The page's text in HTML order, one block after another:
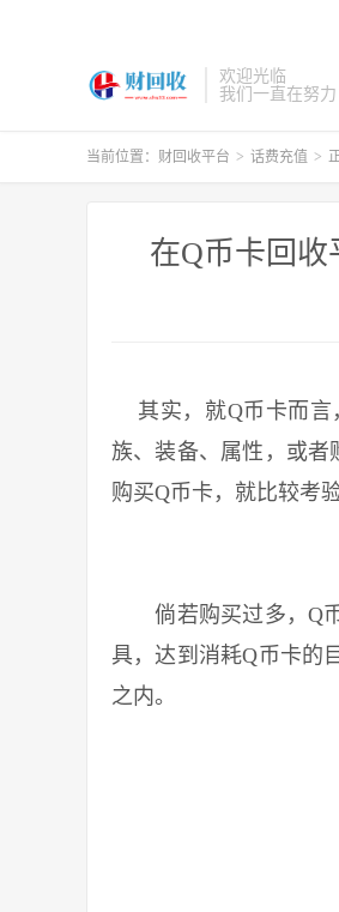
欢迎光临
我们一直在努力
当前位置： 财回收平台 > 话费充值 >
在Q币卡回
其实，就Q币卡而言
族、装备、属性，或者
购买Q币卡，就比较考
倘若购买过多，Q币
具，达到消耗Q币卡的
之内。